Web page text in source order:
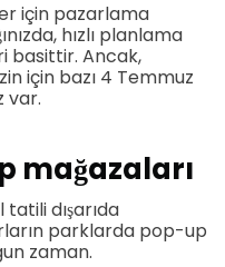
için pazarlama
hızlı planlama
basittir. Ancak,
için bazı 4 Temmuz
var.
mağazaları
dışarıda
parklarda pop-up
zaman.